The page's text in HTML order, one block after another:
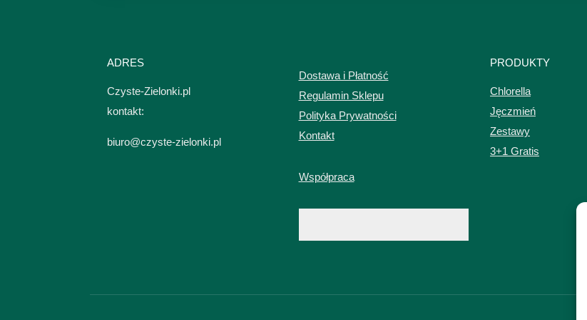
ADRES
Czyste-Zielonki.pl
kontakt:
biuro@czyste-zielonki.pl
Dostawa i Płatność
Regulamin Sklepu
Polityka Prywatności
Kontakt
Współpraca
PRODUKTY
Chlorella
Jęczmień
Zestawy
3+1 Gratis